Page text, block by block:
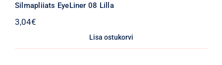
Silmapliiats EyeLiner 08 Lilla
3,04€
Lisa ostukorvi